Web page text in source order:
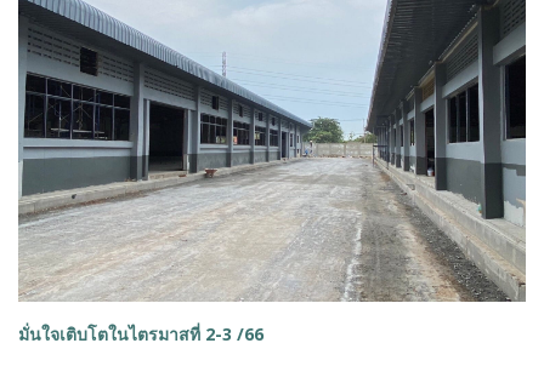
มั่นใจเติบโตในไตรมาสที่ 2-3 /66